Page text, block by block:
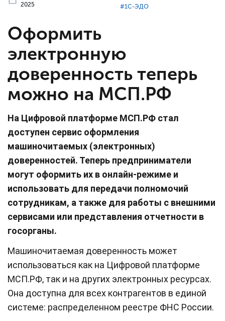
2025
#⁣1С-ЭДО
Оформить
электронную
доверенность теперь
можно на МСП.РФ
На Цифровой платформе МСП.РФ стал
доступен сервис оформления
машиночитаемых (электронных)
доверенностей. Теперь предприниматели
могут оформить их в онлайн-режиме и
использовать для передачи полномочий
сотрудникам, а также для работы с внешними
сервисами или представления отчетности в
госорганы.
Машиночитаемая доверенность может
использоваться как на Цифровой платформе
МСП.РФ, так и на других электронных ресурсах.
Она доступна для всех контрагентов в единой
системе: распределенном реестре ФНС России.